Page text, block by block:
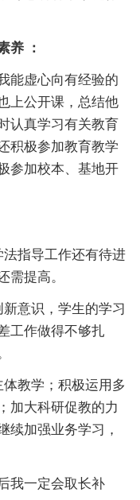
养 ：
虚心向有经验的
上公开课，总结他
认真学习有关教育
积极参加教育教学
参加校本、基地开
指导工作还有待进
需提高。
意识，学生的学习
工作做得不够扎
教学；积极运用多
加大科研促教的力
续加强业务学习，
一定会取长补